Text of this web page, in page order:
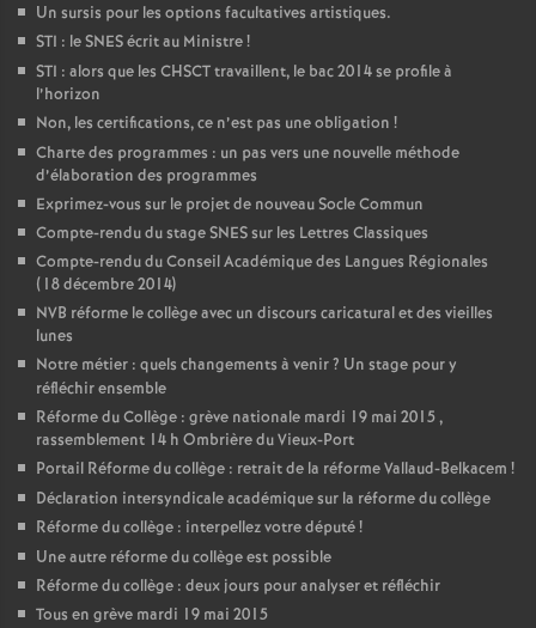
Un sursis pour les options facultatives artistiques.
STI : le SNES écrit au Ministre!
STI : alors que les CHSCT travaillent, le bac 2014 se profile à
l’horizon
Non, les certifications, ce n’est pas une obligation !
Charte des programmes : un pas vers une nouvelle méthode
d’élaboration des programmes
Exprimez-vous sur le projet de nouveau Socle Commun
Compte-rendu du stage SNES sur les Lettres Classiques
Compte-rendu du Conseil Académique des Langues Régionales
(18 décembre 2014)
NVB réforme le collège avec un discours caricatural et des vieilles
lunes
Notre métier : quels changements à venir? Un stage pour y
réfléchir ensemble
Réforme du Collège : grève nationale mardi 19 mai 2015 ,
rassemblement 14 h Ombrière du Vieux-Port
Portail Réforme du collège : retrait de la réforme Vallaud-Belkacem !
Déclaration intersyndicale académique sur la réforme du collège
Réforme du collège : interpellez votre député!
Une autre réforme du collège est possible
Réforme du collège : deux jours pour analyser et réfléchir
Tous en grève mardi 19 mai 2015